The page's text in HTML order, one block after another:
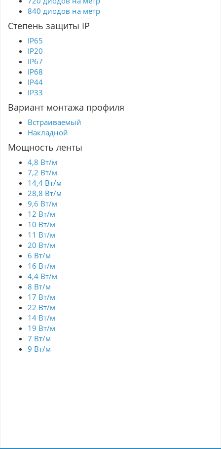
840 диодов на метр
Степень защиты IP
IP65
IP20
IP67
IP68
IP44
IP33
Вариант монтажа профиля
Встраиваемый
Накладной
Мощность ленты
4,8 Вт/м
7,2 Вт/м
14,4 Вт/м
28,8 Вт/м
9,6 Вт/м
12 Вт/м
10 Вт/м
11 Вт/м
20 Вт/м
6 Вт/м
16 Вт/м
4,4 Вт/м
8 Вт/м
17 Вт/м
22 Вт/м
14 Вт/м
19 Вт/м
7 Вт/м
9 Вт/м